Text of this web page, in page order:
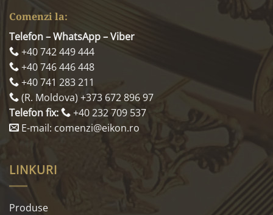
Comenzi la:
Telefon – WhatsApp – Viber
+40 742 449 444
+40 746 446 448
+40 741 283 211
(R. Moldova) +373 672 896 97
Telefon fix:
+40 232 709 537
E-mail: comenzi@eikon.ro
LINKURI
Produse